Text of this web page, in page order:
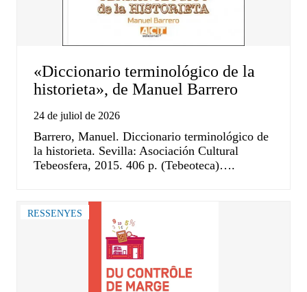
«Diccionario terminológico de la
historieta», de Manuel Barrero
24 de juliol de 2026
Barrero, Manuel. Diccionario terminológico de
la historieta. Sevilla: Asociación Cultural
Tebeosfera, 2015. 406 p. (Tebeoteca)….
RESSENYES